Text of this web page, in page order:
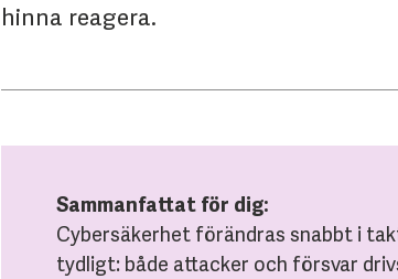
hinna reagera.
Sammanfattat för dig:
Cybersäkerhet förändras snabbt i
tydligt: både attacker och försvar